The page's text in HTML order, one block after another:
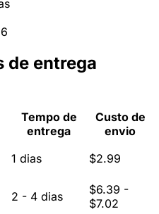
de entrega
Tempo de
entrega
Custo de
envio
1 dias $2.99
2 - 4 dias
$6.39 -
$7.02